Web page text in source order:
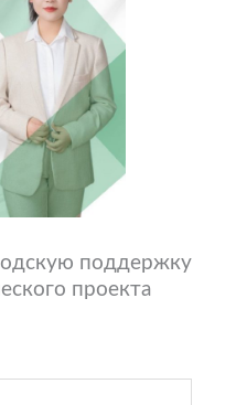
поддержку
проекта